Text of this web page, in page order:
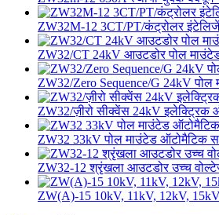
ZW32M-12 3CT/PT/कंट्रोलर
ZW32/CT 24kV आउटडोर पोल
ZW32/Zero Sequence/G 24kV पोल
ZW32/ज़ीरो सीक्वेंस 24kV इलेक्ट्रिक
ZW32 33kV पोल माउंटेड ऑटोमैटिक
ZW32-12 श्रृंखला आउटडोर उच्च
ZW(A)-15 10kV, 11kV, 12kV,